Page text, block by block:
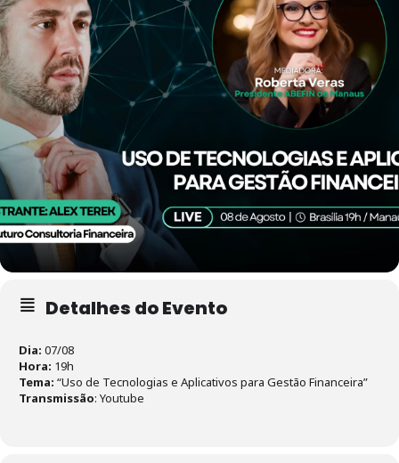
Detalhes do Evento
Dia: 07/08
Hora: 19h
Tema: “Uso de Tecnologias e Aplicativos para Gestão Financeira”
Transmissão: Youtube